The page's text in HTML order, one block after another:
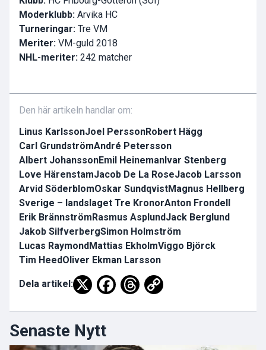
Moderklubb: Arvika HC
Turneringar: Tre VM
Meriter: VM-guld 2018
NHL-meriter: 242 matcher
Den här artikeln handlar om:
Linus KarlssonJoel PerssonRobert Hägg
Carl GrundströmAndré Petersson
Albert JohanssonEmil Heineman Ivar Stenberg
Love HärenstamJacob De La RoseJacob Larsson
Arvid SöderblomOskar SundqvistMagnus Hellberg
Sverige – landslaget Tre KronorAnton Frondell
Erik Brännström Rasmus AsplundJack Berglund
Jakob SilfverbergSimon Holmström
Lucas Raymond Mattias EkholmViggo Björck
Tim HeedOliver Ekman Larsson
Dela artikel:
Senaste Nytt